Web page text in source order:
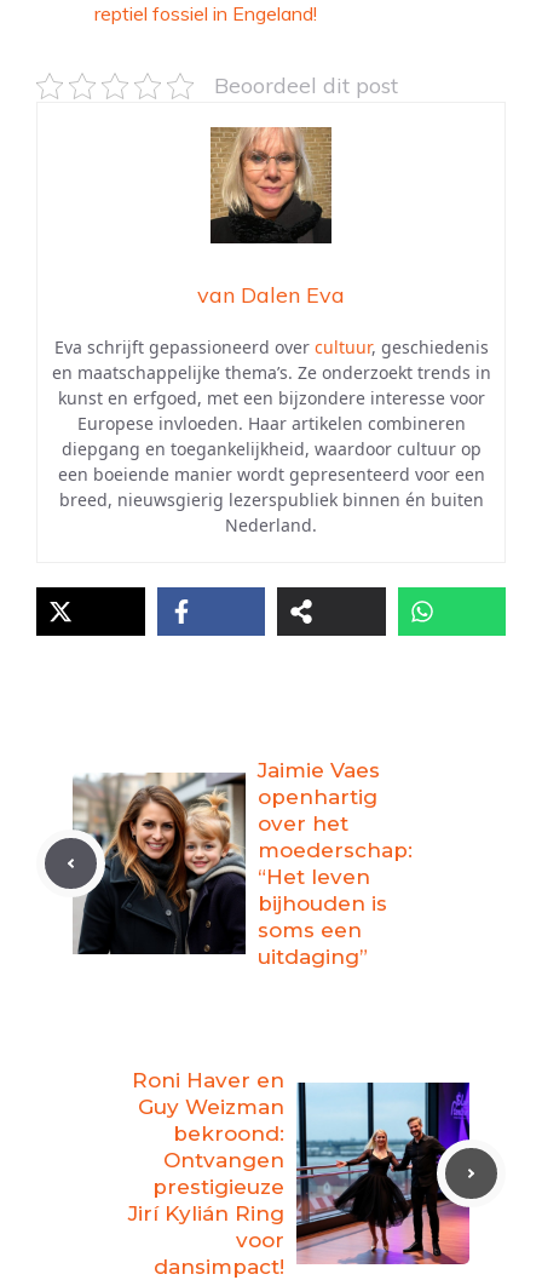
reptiel fossiel in Engeland!
Beoordeel dit post
van Dalen Eva
Eva schrijft gepassioneerd over cultuur, geschiedenis
en maatschappelijke thema’s. Ze onderzoekt trends in
kunst en erfgoed, met een bijzondere interesse voor
Europese invloeden. Haar artikelen combineren
diepgang en toegankelijkheid, waardoor cultuur op
een boeiende manier wordt gepresenteerd voor een
breed, nieuwsgierig lezerspubliek binnen én buiten
Nederland.
Jaimie Vaes
openhartig
over het
moederschap:
“Het leven
bijhouden is
soms een
uitdaging”
Roni Haver en
Guy Weizman
bekroond:
Ontvangen
prestigieuze
Jirí Kylián Ring
voor
dansimpact!